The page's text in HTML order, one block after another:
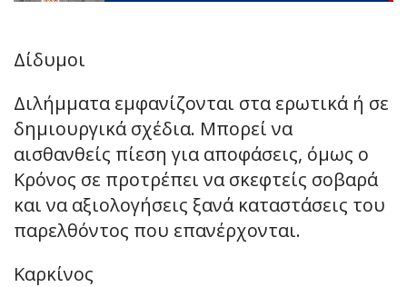
Δίδυμοι
Διλήμματα εμφανίζονται στα ερωτικά ή σε
δημιουργικά σχέδια. Μπορεί να
αισθανθείς πίεση για αποφάσεις, όμως ο
Κρόνος σε προτρέπει να σκεφτείς σοβαρά
και να αξιολογήσεις ξανά καταστάσεις του
παρελθόντος που επανέρχονται.
Καρκίνος